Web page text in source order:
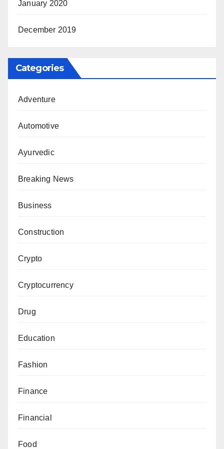
January 2020
December 2019
Categories
Adventure
Automotive
Ayurvedic
Breaking News
Business
Construction
Crypto
Cryptocurrency
Drug
Education
Fashion
Finance
Financial
Food